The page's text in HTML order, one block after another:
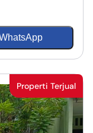
Properti Terjual